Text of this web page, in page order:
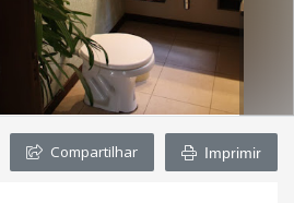
Compartilhar Imprimir